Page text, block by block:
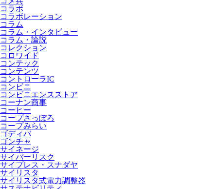
コラボ
コラボレーション
コラム
コラム・インタビュー
コラム・論説
コレクション
コロワイド
コンテック
コンテンツ
コントローラIC
コンビニ
コンビニエンスストア
コーナン商事
コーヒー
コープさっぽろ
コープみらい
ゴディバ
ゴンチャ
サイネージ
サイバーリスク
サイプレス・スナダヤ
サイリスタ
サイリスタ式電力調整器